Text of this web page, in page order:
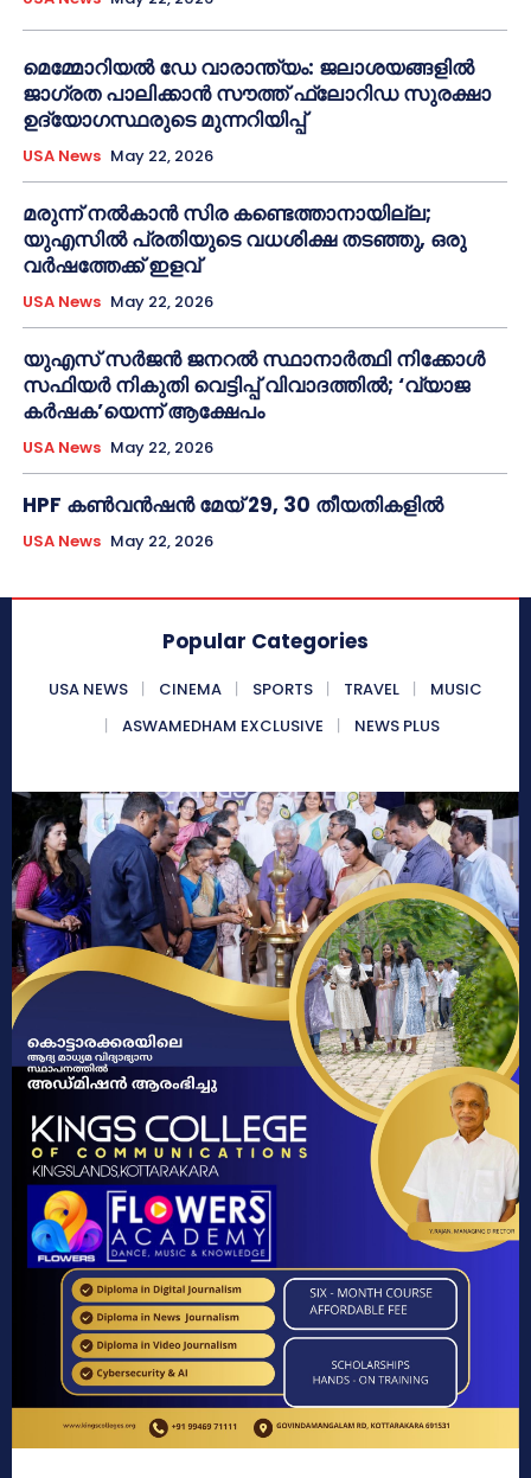
മെമ്മോറിയൽ ഡേ വാരാന്ത്യം: ജലാശയങ്ങളിൽ
ജാഗ്രത പാലിക്കാൻ സൗത്ത് ഫ്ലോറിഡ സുരക്ഷാ
ഉദ്യോഗസ്ഥരുടെ മുന്നറിയിപ്പ്
USA News May 22, 2026
മരുന്ന് നൽകാൻ സിര കണ്ടെത്താനായില്ല;
യുഎസിൽ പ്രതിയുടെ വധശിക്ഷ തടഞ്ഞു, ഒരു
വർഷത്തേക്ക് ഇളവ്
USA News May 22, 2026
യുഎസ് സർജൻ ജനറൽ സ്ഥാനാർത്ഥി നിക്കോൾ
സഫിയർ നികുതി വെട്ടിപ്പ് വിവാദത്തിൽ; ‘വ്യാജ
കർഷക’യെന്ന് ആക്ഷേപം
USA News May 22, 2026
HPF കൺവൻഷൻ മേയ് 29, 30 തീയതികളിൽ
USA News May 22, 2026
Popular Categories
USA NEWS CINEMA SPORTS TRAVEL
MUSIC
ASWAMEDHAM EXCLUSIVE
NEWS PLUS